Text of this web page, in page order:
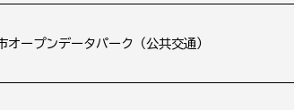
オープンデータパーク（公共交通）